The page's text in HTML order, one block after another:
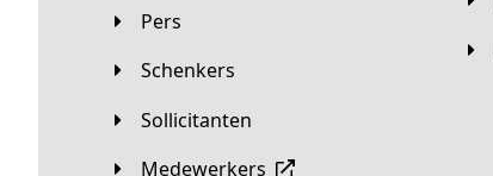
Pers
Schenkers
Sollicitanten
Medewerkers